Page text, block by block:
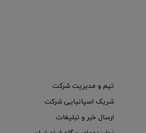
تیم و مدیریت شرکت
شریک اسپانیایی شرکت
ارسال خبر و تبلیغات